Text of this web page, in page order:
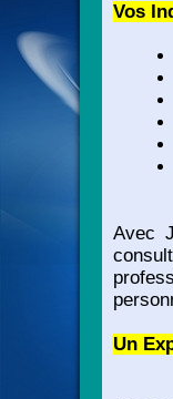
Vos
Avec
Un